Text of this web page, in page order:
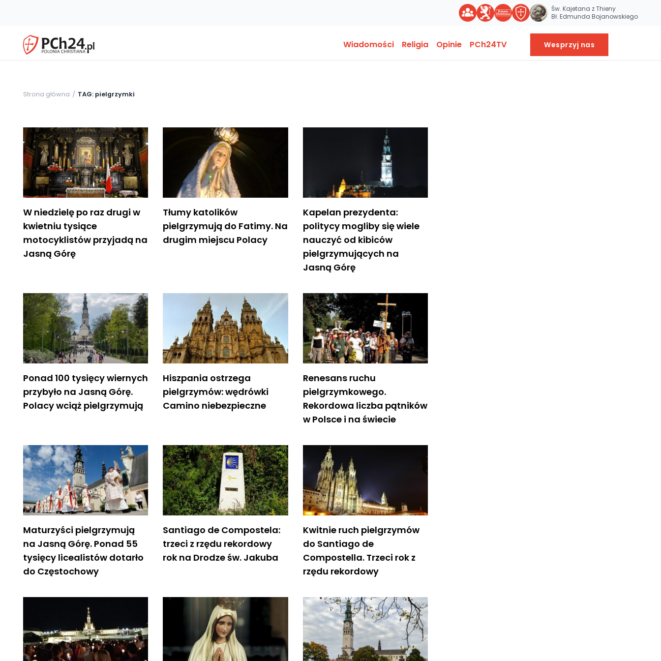
Św. Kajetana z Thieny
Bł. Edmunda Bojanowskiego
Wiadomości Religia Opinie PCh24TV Wesprzyj nas
Strona główna TAG: pielgrzymki
W niedzielę po raz drugi w
kwietniu tysiące
motocyklistów przyjadą na
Jasną Górę
Tłumy katolików
pielgrzymują do Fatimy. Na
drugim miejscu Polacy
Kapelan prezydenta:
politycy mogliby się wiele
nauczyć od kibiców
pielgrzymujących na
Jasną Górę
Ponad 100 tysięcy wiernych
przybyło na Jasną Górę.
Polacy wciąż pielgrzymują
Hiszpania ostrzega
pielgrzymów: wędrówki
Camino niebezpieczne
Renesans ruchu
pielgrzymkowego.
Rekordowa liczba pątników
w Polsce i na świecie
Maturzyści pielgrzymują
na Jasną Górę. Ponad 55
tysięcy licealistów dotarło
do Częstochowy
Santiago de Compostela:
trzeci z rzędu rekordowy
rok na Drodze św. Jakuba
Kwitnie ruch pielgrzymów
do Santiago de
Compostella. Trzeci rok z
rzędu rekordowy